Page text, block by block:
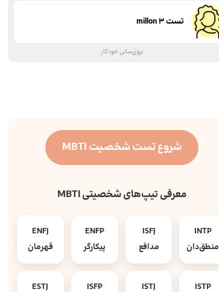
تست millon 3
بروزرسانی خودکار
شروع تست شخصیت MBTI
معرفی تیپ‌های شخصیتی MBTI
INTP
منطق‌دان
ISFJ
مدافع
ENFP
پیکارگر
ENFJ
قهرمان
ISTP
ISTJ
ISFP
ESTJ